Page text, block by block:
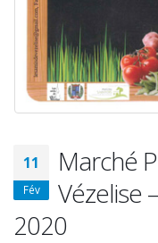
11
Fév
Marché
Vézelise
2020